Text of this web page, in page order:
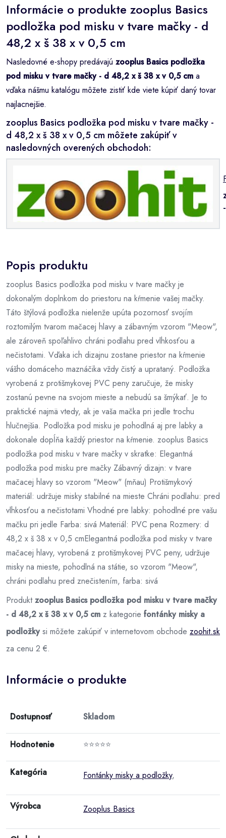
Informácie o produkte zooplus Basics
podložka pod misku v tvare mačky - d
48,2 x š 38 x v 0,5 cm
Nasledovné e-shopy predávajú zooplus Basics podložka
pod misku v tvare mačky - d 48,2 x š 38 x v 0,5 cm a
vďaka nášmu katalógu môžete zistiť kde viete kúpiť daný tovar
najlacnejšie.
zooplus Basics podložka pod misku v tvare mačky -
d 48,2 x š 38 x v 0,5 cm môžete zakúpiť v
nasledovných overených obchodoh:
Popis produktu
zooplus Basics podložka pod misku v tvare mačky je
dokonalým doplnkom do priestoru na kŕmenie vašej mačky.
Táto štýlová podložka nielenže upúta pozornosť svojím
roztomilým tvarom mačacej hlavy a zábavným vzorom "Meow",
ale zároveň spoľahlivo chráni podlahu pred vlhkosťou a
nečistotami. Vďaka ich dizajnu zostane priestor na kŕmenie
vášho domáceho maznáčika vždy čistý a uprataný. Podložka
vyrobená z protišmykovej PVC peny zaručuje, že misky
zostanú pevne na svojom mieste a nebudú sa šmýkať. Je to
praktické najmä vtedy, ak je vaša mačka pri jedle trochu
hlučnejšia. Podložka pod misku je pohodlná aj pre labky a
dokonale dopĺňa každý priestor na kŕmenie. zooplus Basics
podložka pod misku v tvare mačky v skratke: Elegantná
podložka pod misku pre mačky Zábavný dizajn: v tvare
mačacej hlavy so vzorom "Meow" (mňau) Protišmykový
materiál: udržuje misky stabilné na mieste Chráni podlahu: pred
vlhkosťou a nečistotami Vhodné pre labky: pohodlné pre vašu
mačku pri jedle Farba: sivá Materiál: PVC pena Rozmery: d
48,2 x š 38 x v 0,5 cmElegantná podložka pod misky v tvare
mačacej hlavy, vyrobená z protišmykovej PVC peny, udržuje
misky na mieste, pohodlná na státie, so vzorom "Meow",
chráni podlahu pred znečistením, farba: sivá
Produktzooplus Basics podložka pod misku v tvare mačky
- d 48,2 x š 38 x v 0,5 cm z kategorie fontánky misky a
podložkysi môžete zakúpiť v internetovom obchode zoohit.sk
za cenu 2 €.
Informácie o produkte
Dostupnosť Skladom
Hodnotenie ⭐⭐⭐⭐⭐
Kategória Fontánky misky a podložky,
Výrobca Zooplus Basics